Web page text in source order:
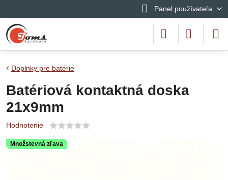
Panel používateľa
Množstevná zľava
Doplnky pre batérie
Batériová kontaktná doska
21x9mm
Hodnotenie